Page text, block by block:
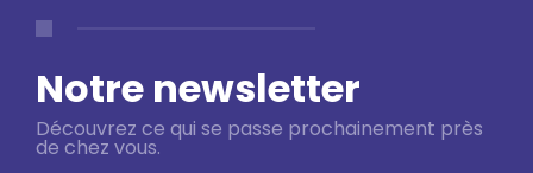
Notre newsletter
Découvrez ce qui se passe prochainement près
de chez vous.